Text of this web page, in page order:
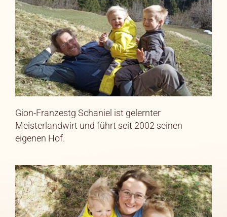
Gion-Franzestg Schaniel ist gelernter
Meisterlandwirt und führt seit 2002 seinen
eigenen Hof.